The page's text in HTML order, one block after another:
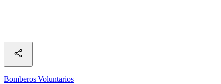
Bomberos Voluntarios